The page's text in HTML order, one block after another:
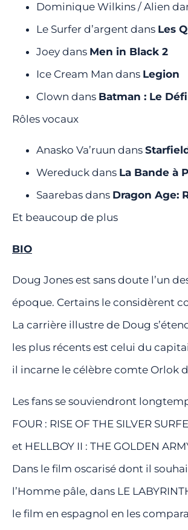
Dominique Wilkins / Alien
Le Surfer d’argent dans Les
Joey dans Men in Black 2
Ice Cream Man dans Legion
Clown dans Batman : Le Défi
Rôles vocaux
Anasko Va’ruun dans
Wereduck dans La Bande à
Saarebas dans Dragon Age:
Et beaucoup de plus
BIO
Doug Jones est sans doute l’un
époque. Certains le considèrent
La carrière illustre de Doug
les plus récents est celui du
il incarne le célèbre comte Orlok
Les fans se souviendront
FOUR : RISE OF THE SILVER
et HELLBOY II : THE GOLDEN
Dans le film oscarisé dont il
l’Homme pâle, dans LE
le film en espagnol en les